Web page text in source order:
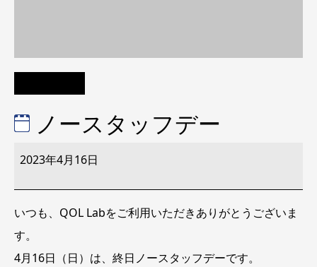
ノースタッフデー
ー
ッ
デ
2023年4月16日
いつも、QOL Labをご利用いただきありがとうございま
す。
4月16日（日）は、終日ノースタッフデーです。